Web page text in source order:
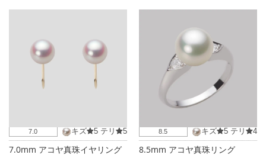
7.0 キズ 5 テリ 5
7.0mm アコヤ真珠イヤリング
8.5 キズ 5 テリ 4
8.5mm アコヤ真珠リング